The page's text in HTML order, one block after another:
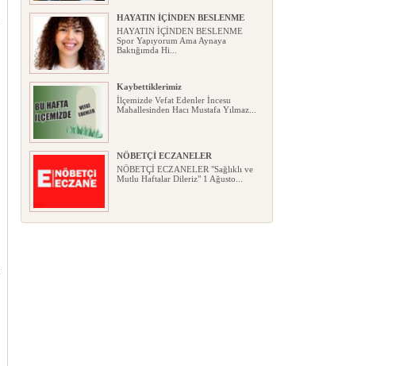
HAYATIN İÇİNDEN BESLENME
HAYATIN İÇİNDEN BESLENME
Spor Yapıyorum Ama Aynaya
Baktığımda Hi...
Kaybettiklerimiz
İlçemizde Vefat Edenler İncesu
Mahallesinden Hacı Mustafa Yılmaz...
NÖBETÇİ ECZANELER
NÖBETÇİ ECZANELER "Sağlıklı ve
Mutlu Haftalar Dileriz" 1 Ağusto...
Okullarda yeni dönem: Yönetmelik